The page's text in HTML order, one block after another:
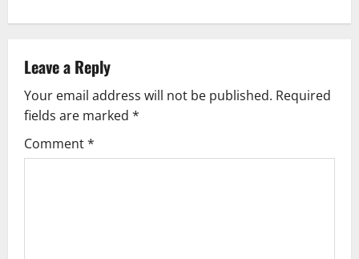
Leave a Reply
Your email address will not be published. Required
fields are marked *
Comment*